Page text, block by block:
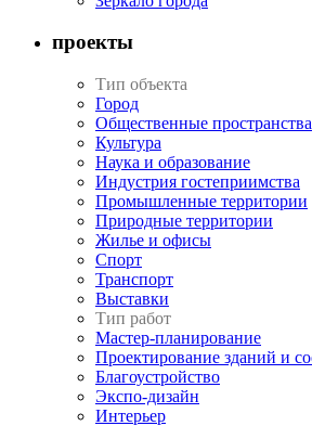
проекты
Тип объекта
Город
Общественные пространства
Культура
Наука и образование
Индустрия гостеприимства
Промышленные территории
Природные территории
Жилье и офисы
Спорт
Транспорт
Выставки
Тип работ
Мастер-планирование
Проектирование зданий и
Благоустройство
Экспо-дизайн
Интерьер